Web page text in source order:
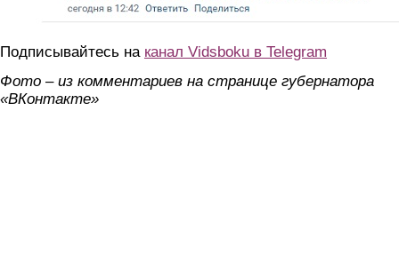
Подписывайтесь на канал Vidsboku в Telegram
Фото – из комментариев на странице губернатора
«ВКонтакте»